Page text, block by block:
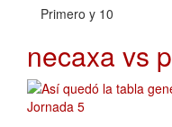
Primero y 10
necaxa vs